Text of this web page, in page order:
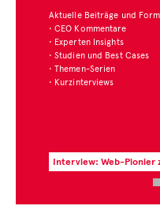
Aktuelle Beiträge und
• CEO Kommentare
• Experten Insights
• Studien und Best Cases
• Themen-Serien
• Kurzinterviews
Interview: Web-Pionier zu